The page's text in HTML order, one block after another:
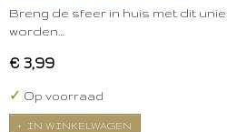
Breng de sfeer in huis met dit
worden…
€ 3,99
✓ Op voorraad
IN WINKELWAGEN